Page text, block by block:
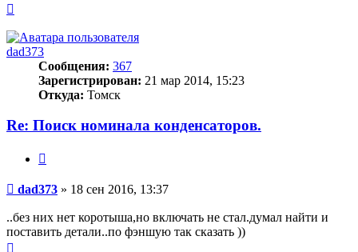
началу
dad373
Сообщения: 367
Зарегистрирован: 21 мар 2014, 15:23
Откуда: Томск
Re: Поиск номинала конденсаторов.
Сообщение
dad373 » 18 сен 2016, 13:37
..без них нет коротыша,но включать не стал.думал найти и
поставить детали..по фэншую так сказать ))